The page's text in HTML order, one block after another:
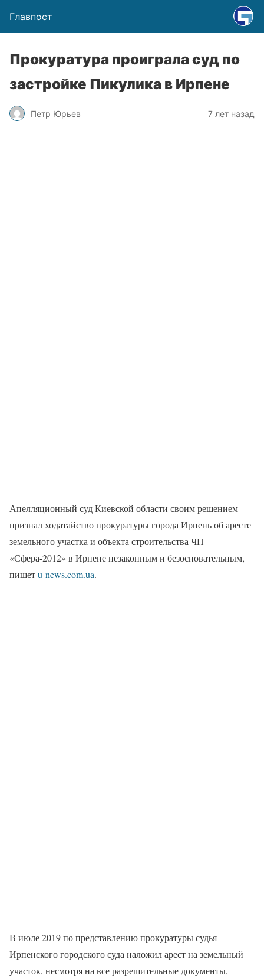
Главпост
Прокуратура проиграла суд по
застройке Пикулика в Ирпене
Петр Юрьев 7 лет назад
Апелляционный суд Киевской области своим решением
признал ходатайство прокуратуры города Ирпень об аресте
земельного участка и объекта строительства ЧП
«Сфера-2012» в Ирпене незаконным и безосновательным,
пишетu-news.com.ua.
В июле 2019 по представлению прокуратуры судья
Ирпенского городского суда наложил арест на земельный
участок, несмотря на все разрешительные документы,